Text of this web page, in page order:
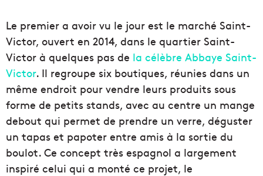
Le premier a avoir vu le jour est le marché Saint-
Victor, ouvert en 2014, dans le quartier Saint-
Victor à quelques pas de la célèbre Abbaye Saint-
Victor. Il regroupe six boutiques, réunies dans un
même endroit pour vendre leurs produits sous
forme de petits stands, avec au centre un mange
debout qui permet de prendre un verre, déguster
un tapas et papoter entre amis à la sortie du
boulot. Ce concept très espagnol a largement
inspiré celui qui a monté ce projet, le